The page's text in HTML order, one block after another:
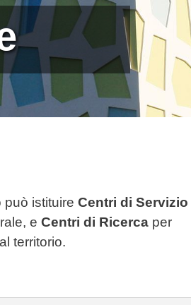
può istituire Centri di Servizio
e Centri di Ricerca per
territorio.